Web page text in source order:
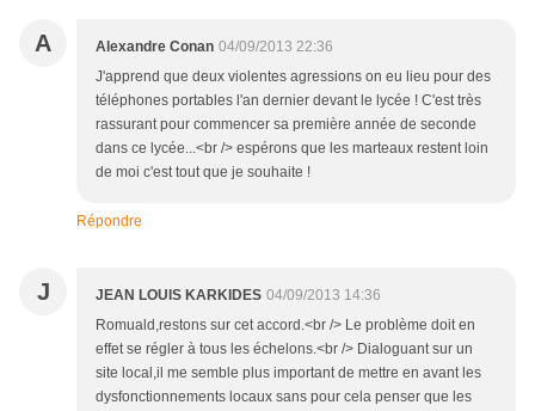
A Alexandre Conan 04/09/2013 22:36
J'apprend que deux violentes agressions on eu lieu pour des
téléphones portables l'an dernier devant le lycée ! C'est très
rassurant pour commencer sa première année de seconde
dans ce lycée...<br /> espérons que les marteaux restent loin
de moi c'est tout que je souhaite !
Répondre
J JEAN LOUIS KARKIDES 04/09/2013 14:36
Romuald,restons sur cet accord.<br /> Le problème doit en
effet se régler à tous les échelons.<br /> Dialoguant sur un
site local,il me semble plus important de mettre en avant les
dysfonctionnements locaux sans pour cela penser que les